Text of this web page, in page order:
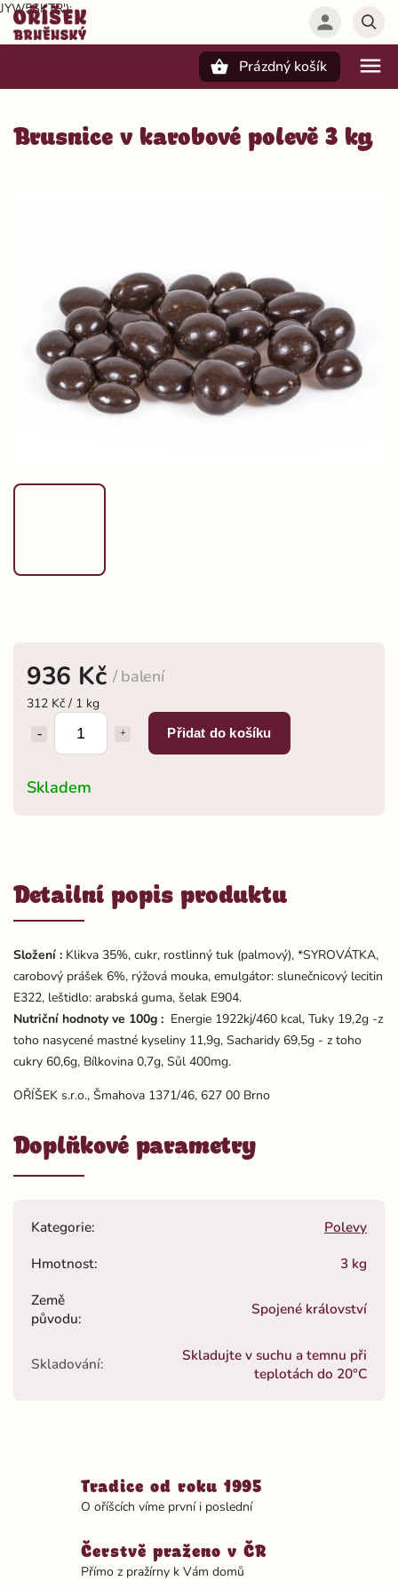
JYW5SKTR');
Prázdný košík
Brusnice v karobové polevě 3 kg
936 Kč / balení
312 Kč / 1 kg
Přidat do košíku
Skladem
Tradice od roku 1995
O oříšcích víme první i poslední
Čerstvě praženo v ČR
Přímo z pražírny k Vám domů
Detailní popis produktu
Složení : Klikva 35%, cukr, rostlinný tuk (palmový), *SYROVÁTKA,
carobový prášek 6%, rýžová mouka, emulgátor: slunečnicový lecitin
E322, leštidlo: arabská guma, šelak E904.
Nutriční hodnoty ve 100g : Energie 1922kj/460 kcal, Tuky 19,2g -z
toho nasycené mastné kyseliny 11,9g, Sacharidy 69,5g - z toho
cukry 60,6g, Bílkovina 0,7g, Sůl 400mg.
OŘÍŠEK s.r.o., Šmahova 1371/46, 627 00 Brno
Doplňkové parametry
Kategorie:
Polevy
Hmotnost:
3 kg
Země
původu:
Spojené království
Skladování:
Skladujte v suchu a temnu při
teplotách do 20°C